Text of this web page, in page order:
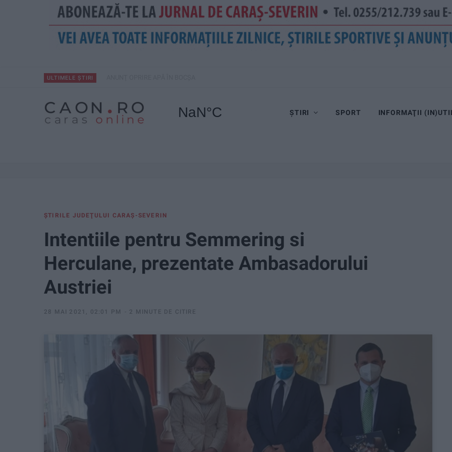
ULTIMELE ȘTIRI
ȘTIRI SPORT INFORMAŢII
ŞTIRILE JUDEŢULUI CARAŞ-SEVERIN
Intentiile pentru Semmering si
Herculane, prezentate Ambasadorului
Austriei
28 MAI 2021, 02:01 PM 2 MINUTE DE CITIRE